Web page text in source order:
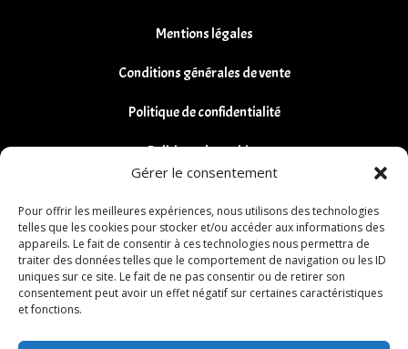
Gérer le consentement
Pour offrir les meilleures expériences, nous utilisons des technologies
telles que les cookies pour stocker et/ou accéder aux informations des
appareils. Le fait de consentir à ces technologies nous permettra de
traiter des données telles que le comportement de navigation ou les ID
uniques sur ce site. Le fait de ne pas consentir ou de retirer son
consentement peut avoir un effet négatif sur certaines caractéristiques
et fonctions.
Mentions légales
Conditions générales de vente
Politique de confidentialité
Politique de cookies